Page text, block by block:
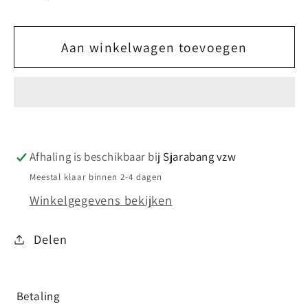
Aan winkelwagen toevoegen
Afhaling is beschikbaar bij Sjarabang vzw
Meestal klaar binnen 2-4 dagen
Winkelgegevens bekijken
Delen
Betaling